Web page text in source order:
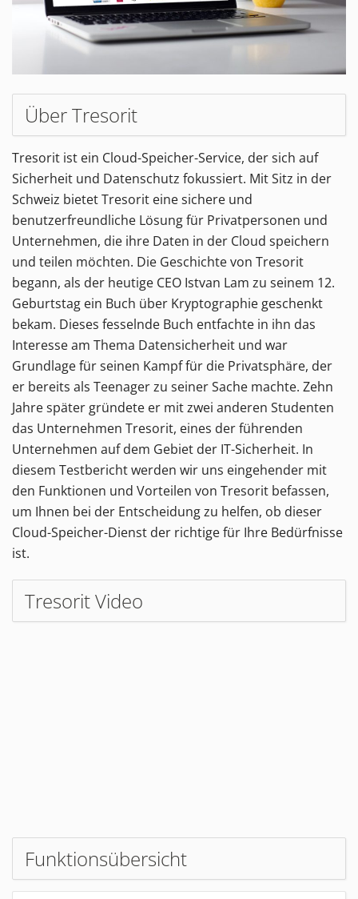
Über Tresorit
Tresorit ist ein Cloud-Speicher-Service, der sich auf
Sicherheit und Datenschutz fokussiert. Mit Sitz in der
Schweiz bietet Tresorit eine sichere und
benutzerfreundliche Lösung für Privatpersonen und
Unternehmen, die ihre Daten in der Cloud speichern
und teilen möchten. Die Geschichte von Tresorit
begann, als der heutige CEO Istvan Lam zu seinem 12.
Geburtstag ein Buch über Kryptographie geschenkt
bekam. Dieses fesselnde Buch entfachte in ihn das
Interesse am Thema Datensicherheit und war
Grundlage für seinen Kampf für die Privatsphäre, der
er bereits als Teenager zu seiner Sache machte. Zehn
Jahre später gründete er mit zwei anderen Studenten
das Unternehmen Tresorit, eines der führenden
Unternehmen auf dem Gebiet der IT-Sicherheit. In
diesem Testbericht werden wir uns eingehender mit
den Funktionen und Vorteilen von Tresorit befassen,
um Ihnen bei der Entscheidung zu helfen, ob dieser
Cloud-Speicher-Dienst der richtige für Ihre Bedürfnisse
ist.
Tresorit Video
Funktionsübersicht